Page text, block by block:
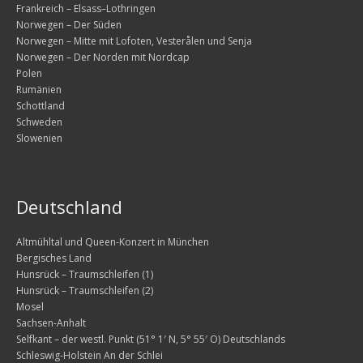
Die zweite Woche – Südnorwegen
Sonntag, 2.08. – Entlang der Fjorde nach Norden
Montag, 3.08. – weiter nach Norden, vorbei am
Dienstag, 4.08. – Wanderung am Rande der
Freitag, 7.08. – Fahrt nach Flaktveit mit Besuch in
Samstag, 8.08. – Weiterfahrt nach Skei
Die dritte Woche – Die Entscheidung
Montag, 10.08. – Wandern und Motorradrunde
Frankreich – Elsass–Lothringen
Norwegen – Der Süden
Norwegen – Mitte mit Lofoten, Vesterålen und Senja
Norwegen – Der Norden mit Nordcap
Polen
Rumänien
Schottland
Schweden
Slowenien
Deutschland
Altmühltal und Queen-Konzert in München
Bergisches Land
Hunsrück – Traumschleifen (1)
Hunsrück – Traumschleifen (2)
Mosel
Sachsen-Anhalt
Selfkant – der westl. Punkt (51° 1′ N, 5° 55′ O) Deutschlands
Schleswig-Holstein An der Schlei